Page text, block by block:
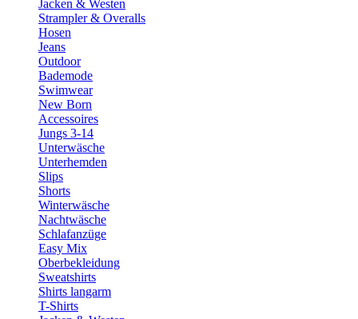
Jacken & Westen
Strampler & Overalls
Hosen
Jeans
Outdoor
Bademode
Swimwear
New Born
Accessoires
Jungs 3-14
Unterwäsche
Unterhemden
Slips
Shorts
Winterwäsche
Nachtwäsche
Schlafanzüge
Easy Mix
Oberbekleidung
Sweatshirts
Shirts langarm
T-Shirts